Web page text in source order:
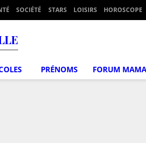
SOCIÉTÉ STARS LOISIRS HOROSCOPE
PRÉNOMS FORUM